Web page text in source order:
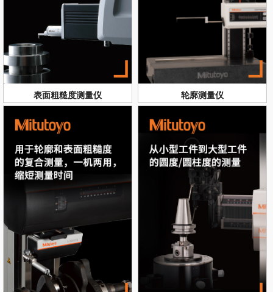
表面粗糙度测量仪 轮廓测量仪